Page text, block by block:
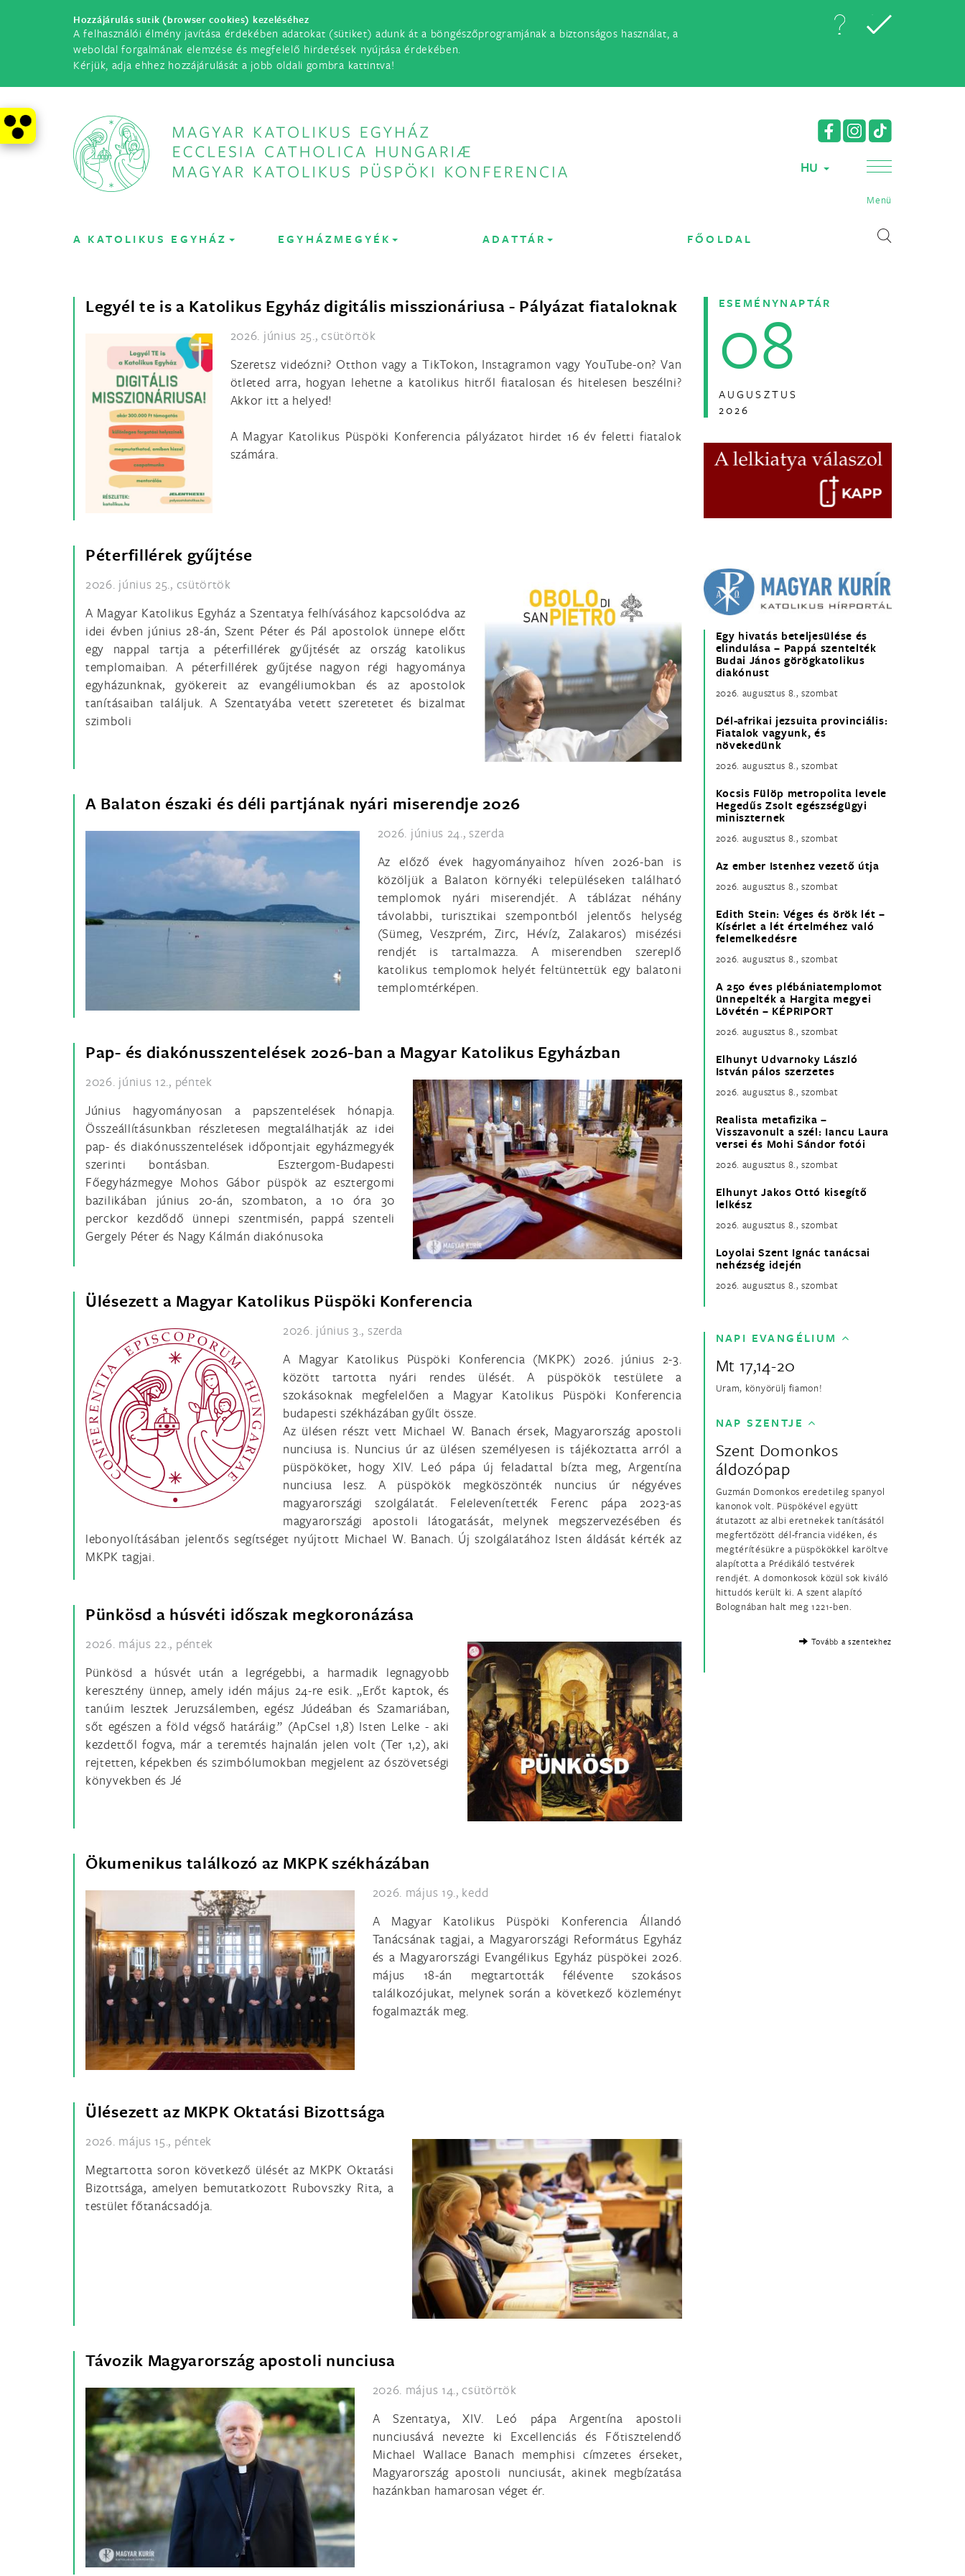
Hozzájárulás sütik (browser cookies) kezeléséhez
A felhasználói élmény javítása érdekében adatokat (sütiket) adunk át a böngészőprogramjának a biztonságos használat, a
weboldal forgalmának elemzése és megfelelő hirdetések nyújtása érdekében.
Kérjük, adja ehhez hozzájárulását a jobb oldali gombra kattintva!
HU
Menü
A KATOLIKUS EGYHÁZ EGYHÁZMEGYÉK ADATTÁR FŐOLDAL
Legyél te is a Katolikus Egyház digitális misszionáriusa - Pályázat fiataloknak
2026. június 25., csütörtök
Szeretsz videózni? Otthon vagy a TikTokon, Instagramon vagy YouTube-on? Van
ötleted arra, hogyan lehetne a katolikus hitről fiatalosan és hitelesen beszélni?
Akkor itt a helyed!
A Magyar Katolikus Püspöki Konferencia pályázatot hirdet 16 év feletti fiatalok
számára.
Péterfillérek gyűjtése
2026. június 25., csütörtök
A Magyar Katolikus Egyház a Szentatya felhívásához kapcsolódva az
idei évben június 28-án, Szent Péter és Pál apostolok ünnepe előtt
egy nappal tartja a péterfillérek gyűjtését az ország katolikus
templomaiban. A péterfillérek gyűjtése nagyon régi hagyománya
egyházunknak, gyökereit az evangéliumokban és az apostolok
tanításaiban találjuk. A Szentatyába vetett szeretetet és bizalmat
szimboli
A Balaton északi és déli partjának nyári miserendje 2026
2026. június 24., szerda
Az előző évek hagyományaihoz híven 2026-ban is
közöljük a Balaton környéki településeken található
templomok nyári miserendjét. A táblázat néhány
távolabbi, turisztikai szempontból jelentős helység
(Sümeg, Veszprém, Zirc, Hévíz, Zalakaros) misézési
rendjét is tartalmazza. A miserendben szereplő
katolikus templomok helyét feltüntettük egy balatoni
templomtérképen.
Pap- és diakónusszentelések 2026-ban a Magyar Katolikus Egyházban
2026. június 12., péntek
Június hagyományosan a papszentelések hónapja.
Összeállításunkban részletesen megtalálhatják az idei
pap- és diakónusszentelések időpontjait egyházmegyék
szerinti bontásban. Esztergom-Budapesti
Főegyházmegye Mohos Gábor püspök az esztergomi
bazilikában június 20-án, szombaton, a 10 óra 30
perckor kezdődő ünnepi szentmisén, pappá szenteli
Gergely Péter és Nagy Kálmán diakónusoka
Ülésezett a Magyar Katolikus Püspöki Konferencia
2026. június 3., szerda
A Magyar Katolikus Püspöki Konferencia (MKPK) 2026. június 2-3.
között tartotta nyári rendes ülését. A püspökök testülete a
szokásoknak megfelelően a Magyar Katolikus Püspöki Konferencia
budapesti székházában gyűlt össze.
Az ülésen részt vett Michael W. Banach érsek, Magyarország apostoli
nunciusa is. Nuncius úr az ülésen személyesen is tájékoztatta arról a
püspököket, hogy XIV. Leó pápa új feladattal bízta meg, Argentína
nunciusa lesz. A püspökök megköszönték nuncius úr négyéves
magyarországi szolgálatát. Felelevenítették Ferenc pápa 2023-as
magyarországi apostoli látogatását, melynek megszervezésében és
lebonyolításában jelentős segítséget nyújtott Michael W. Banach. Új szolgálatához Isten áldását kérték az
MKPK tagjai.
Pünkösd a húsvéti időszak megkoronázása
2026. május 22., péntek
Pünkösd a húsvét után a legrégebbi, a harmadik legnagyobb
keresztény ünnep, amely idén május 24-re esik. „Erőt kaptok, és
tanúim lesztek Jeruzsálemben, egész Júdeában és Szamariában,
sőt egészen a föld végső határáig.” (ApCsel 1,8) Isten Lelke - aki
kezdettől fogva, már a teremtés hajnalán jelen volt (Ter 1,2), aki
rejtetten, képekben és szimbólumokban megjelent az ószövetségi
könyvekben és Jé
Ökumenikus találkozó az MKPK székházában
2026. május 19., kedd
A Magyar Katolikus Püspöki Konferencia Állandó
Tanácsának tagjai, a Magyarországi Református Egyház
és a Magyarországi Evangélikus Egyház püspökei 2026.
május 18-án megtartották félévente szokásos
találkozójukat, melynek során a következő közleményt
fogalmazták meg.
Ülésezett az MKPK Oktatási Bizottsága
2026. május 15., péntek
Megtartotta soron következő ülését az MKPK Oktatási
Bizottsága, amelyen bemutatkozott Rubovszky Rita, a
testület főtanácsadója.
Távozik Magyarország apostoli nunciusa
2026. május 14., csütörtök
A Szentatya, XIV. Leó pápa Argentína apostoli
nunciusává nevezte ki Excellenciás és Főtisztelendő
Michael Wallace Banach memphisi címzetes érseket,
Magyarország apostoli nunciusát, akinek megbízatása
hazánkban hamarosan véget ér.
ESEMÉNYNAPTÁR
08
AUGUSZTUS
2026
Egy hivatás beteljesülése és
elindulása – Pappá szentelték
Budai János görögkatolikus
diakónust
2026. augusztus 8., szombat
Dél-afrikai jezsuita provinciális:
Fiatalok vagyunk, és
növekedünk
2026. augusztus 8., szombat
Kocsis Fülöp metropolita levele
Hegedűs Zsolt egészségügyi
miniszternek
2026. augusztus 8., szombat
Az ember Istenhez vezető útja
2026. augusztus 8., szombat
Edith Stein: Véges és örök lét –
Kísérlet a lét értelméhez való
felemelkedésre
2026. augusztus 8., szombat
A 250 éves plébániatemplomot
ünnepelték a Hargita megyei
Lövétén – KÉPRIPORT
2026. augusztus 8., szombat
Elhunyt Udvarnoky László
István pálos szerzetes
2026. augusztus 8., szombat
Realista metafizika –
Visszavonult a szél: Iancu Laura
versei és Mohi Sándor fotói
2026. augusztus 8., szombat
Elhunyt Jakos Ottó kisegítő
lelkész
2026. augusztus 8., szombat
Loyolai Szent Ignác tanácsai
nehézség idején
2026. augusztus 8., szombat
NAPI EVANGÉLIUM
Mt 17,14-20
Uram, könyörülj fiamon!
NAP SZENTJE
Szent Domonkos
áldozópap
Guzmán Domonkos eredetileg spanyol
kanonok volt. Püspökével együtt
átutazott az albi eretnekek tanításától
megfertőzött dél-francia vidéken, és
megtérítésükre a püspökökkel karöltve
alapította a Prédikáló testvérek
rendjét. A domonkosok közül sok kiváló
hittudós került ki. A szent alapító
Bolognában halt meg 1221-ben.
Tovább a szentekhez